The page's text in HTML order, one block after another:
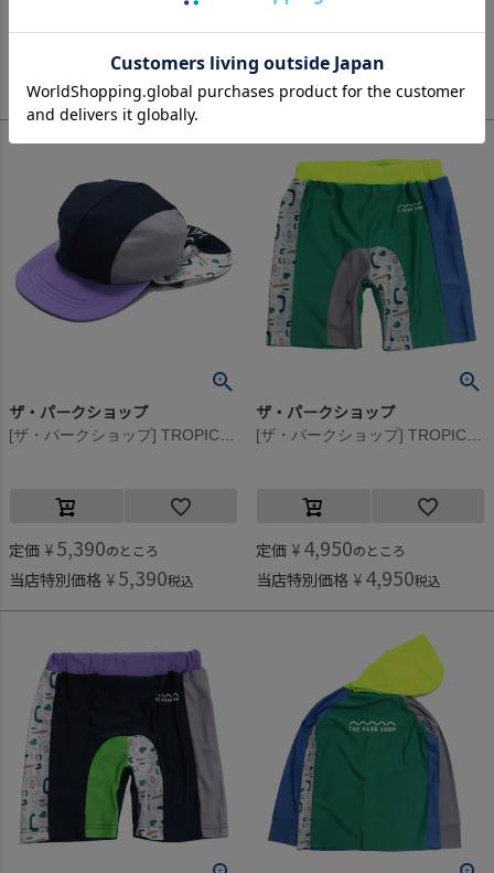
のところ
当店特別価格 ¥ 880税込
定価 ¥ 5,390のところ
当店特別価格 ¥ 5,390税込
ザ・パークショップ
定価 ¥ 5,390のところ
当店特別価格 ¥ 5,390税込
ザ・パークショップ
定価 ¥ 4,950のところ
当店特別価格 ¥ 4,950税込